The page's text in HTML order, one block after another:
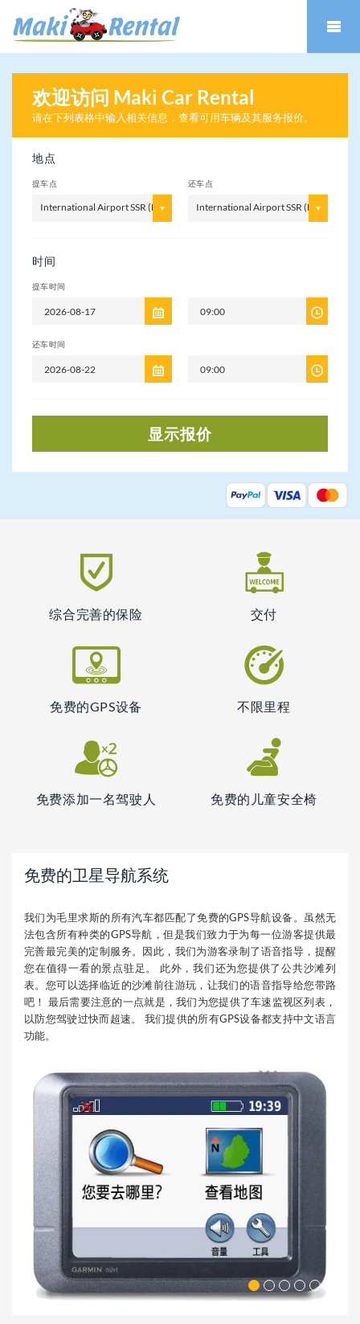
欢迎访问 Maki Car Rental
(毛里求斯)
请在下列表格中输入相关信息 ，查看可用车辆及其服务报价。
地点
提车点
International Airport SSR (MRU)
还车点
International Airport SSR (MRU)
时间
提车时间
还车时间
显示报价
综合完善的保险 交付
免费的GPS设备 不限里程
免费添加一名驾驶人 免费的儿童安全椅
免费的卫星导航系统
我们为毛里求斯的所有汽车都匹配了免费的GPS导航设备。虽然无
法包含所有种类的GPS导航，但是我们致力于为每一位游客提供最
完善最完美的定制服务。因此，我们为游客录制了语音指导，提醒
您在值得一看的景点驻足。 此外，我们还为您提供了公共沙滩列
表。您可以选择临近的沙滩前往游玩，让我们的语音指导给您带路
吧！ 最后需要注意的一点就是，我们为您提供了车速监视区列表，
以防您驾驶过快而超速。 我们提供的所有GPS设备都支持中文语言
功能。